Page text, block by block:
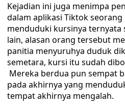
Kejadian ini juga menimpa
dalam aplikasi Tiktok
menduduki kursinya
lain, alasan orang tersebut
panitia menyuruhya duduk
semetara, kursi itu sudah
Mereka berdua pun sempat
pada akhirnya yang
tempat akhirnya mengalah.